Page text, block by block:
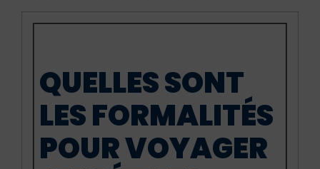
QUELLES SONT
LES FORMALITÉS
POUR VOYAGER